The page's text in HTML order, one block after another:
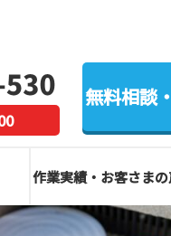
作業実績・お客さま
無料相談